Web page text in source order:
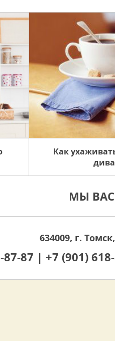
Как
МЫ
634009, г.
87-87 | +7 (901)